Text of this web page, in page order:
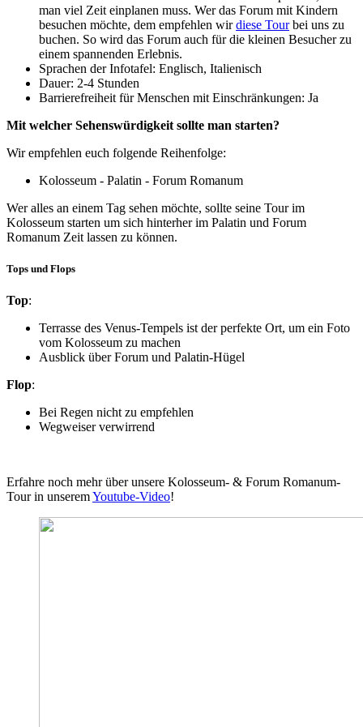
man viel Zeit einplanen muss. Wer das Forum mit Kindern
besuchen möchte, dem empfehlen wirdiese Tourbei uns zu
buchen. So wird das Forum auch für die kleinen Besucher zu
einem spannenden Erlebnis.
Sprachen der Infotafel: Englisch, Italienisch
Dauer: 2-4 Stunden
Barrierefreiheit für Menschen mit Einschränkungen: Ja
Mit welcher Sehenswürdigkeit sollte man starten?
Wir empfehlen euch folgende Reihenfolge:
Kolosseum - Palatin - Forum Romanum
Wer alles an einem Tag sehen möchte, sollte seine Tour im
Kolosseum starten um sich hinterher im Palatin und Forum
Romanum Zeit lassen zu können.
Tops und Flops
Top:
Terrasse des Venus-Tempels ist der perfekte Ort, um ein Foto
vom Kolosseum zu machen
Ausblick über Forum und Palatin-Hügel
Flop:
Bei Regen nicht zu empfehlen
Wegweiser verwirrend
Erfahre noch mehr über unsere Kolosseum- & Forum Romanum-
Tour in unseremYoutube-Video!